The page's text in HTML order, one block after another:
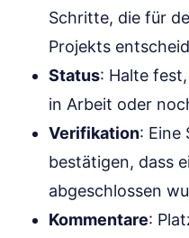
Schritte, die für
Projekts
Status: Halte
in Arbeit oder
Verifikation: Eine
bestätigen, dass
abgeschlossen
Kommentare: